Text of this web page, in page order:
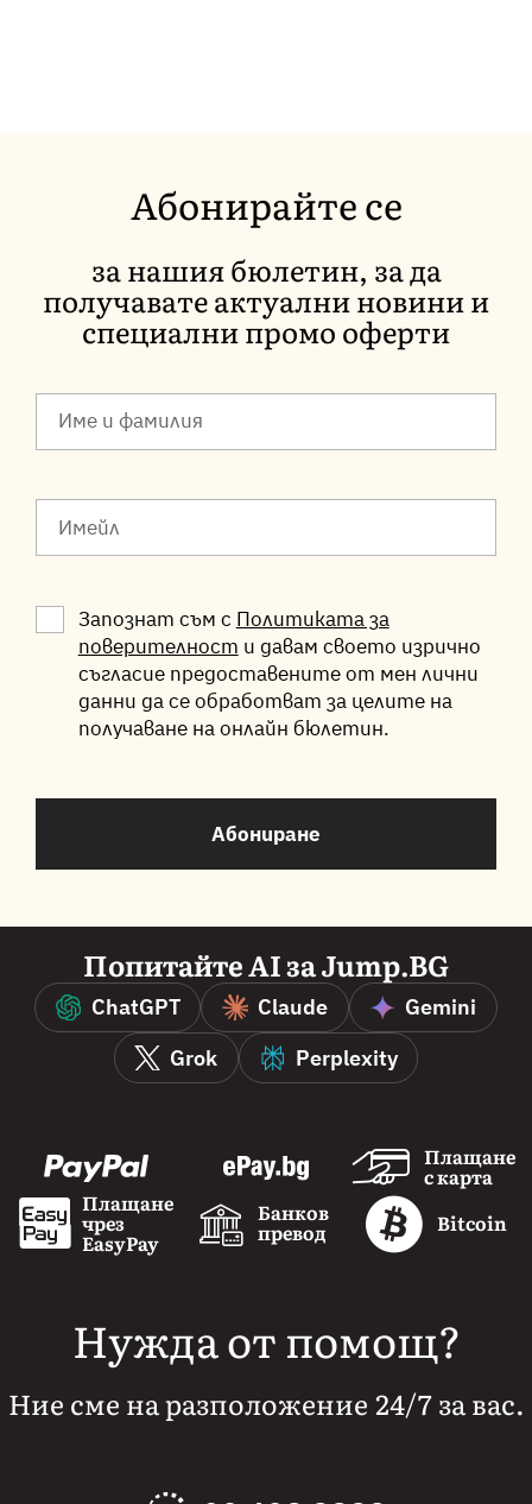
Абонирайте се
за нашия бюлетин, за да
получавате актуални новини и
специални промо оферти
Запознат съм с Политиката за
поверителност и давам своето изрично
съгласие предоставените от мен лични
данни да се обработват за целите на
получаване на онлайн бюлетин.
Абониране
Попитайте AI за Jump.BG
ChatGPT Claude
Gemini
Grok
Perplexity
Плащане
с карта
Плащане
чрез
EasyPay
Банков
превод
Bitcoin
Нужда от помощ?
Ние сме на разположение 24/7 за вас.